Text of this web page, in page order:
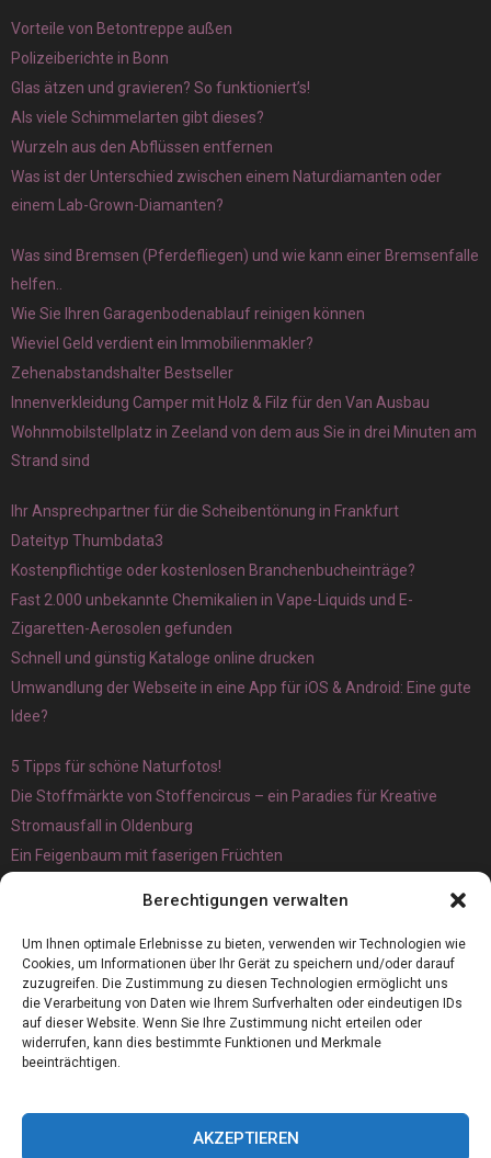
Berechtigungen verwalten
Um Ihnen optimale Erlebnisse zu bieten, verwenden wir Technologien wie
Cookies, um Informationen über Ihr Gerät zu speichern und/oder darauf
zuzugreifen. Die Zustimmung zu diesen Technologien ermöglicht uns
die Verarbeitung von Daten wie Ihrem Surfverhalten oder eindeutigen IDs
auf dieser Website. Wenn Sie Ihre Zustimmung nicht erteilen oder
widerrufen, kann dies bestimmte Funktionen und Merkmale
beeinträchtigen.
AKZEPTIEREN
Vorteile von Betontreppe außen
Polizeiberichte in Bonn
Glas ätzen und gravieren? So funktioniert’s!
Als viele Schimmelarten gibt dieses?
Wurzeln aus den Abflüssen entfernen
Was ist der Unterschied zwischen einem Naturdiamanten oder
einem Lab-Grown-Diamanten?
Was sind Bremsen (Pferdefliegen) und wie kann einer Bremsenfalle
helfen..
Wie Sie Ihren Garagenbodenablauf reinigen können
Wieviel Geld verdient ein Immobilienmakler?
Zehenabstandshalter Bestseller
Innenverkleidung Camper mit Holz & Filz für den Van Ausbau
Wohnmobilstellplatz in Zeeland von dem aus Sie in drei Minuten am
Strand sind
Ihr Ansprechpartner für die Scheibentönung in Frankfurt
Dateityp Thumbdata3
Kostenpflichtige oder kostenlosen Branchenbucheinträge?
Fast 2.000 unbekannte Chemikalien in Vape-Liquids und E-
Zigaretten-Aerosolen gefunden
Schnell und günstig Kataloge online drucken
Umwandlung der Webseite in eine App für iOS & Android: Eine gute
Idee?
5 Tipps für schöne Naturfotos!
Die Stoffmärkte von Stoffencircus – ein Paradies für Kreative
Stromausfall in Oldenburg
Ein Feigenbaum mit faserigen Früchten
Magnetangeln